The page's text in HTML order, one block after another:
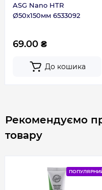
ASG Nano HTR
Ø50х150мм 6533092
69.00 ₴
До кошика
Рекомендуємо
товару